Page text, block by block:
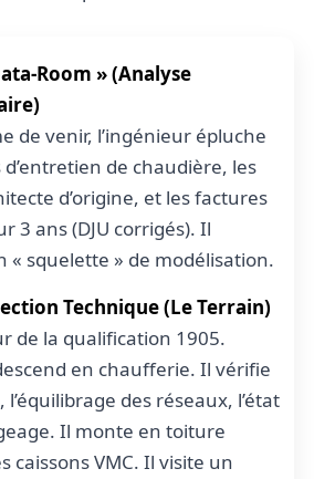
Room » (Analyse
de venir, l’ingénieur épluche
de chaudière, les
d’origine, et les factures
3 ans (DJU corrigés). Il
« squelette » de modélisation.
Technique (Le Terrain)
de la qualification 1905.
en chaufferie. Il vérifie
l’équilibrage des réseaux, l’état
Il monte en toiture
caissons VMC. Il visite un